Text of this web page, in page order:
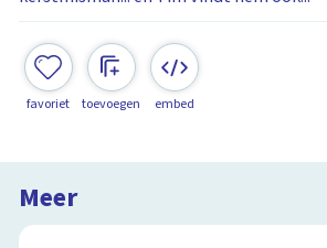
favoriet toevoegen embed
Meer